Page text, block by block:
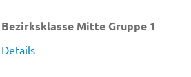
Bezirksklasse Mitte Gruppe 1
Details